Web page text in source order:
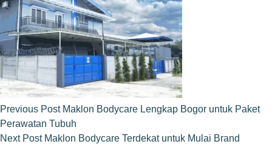
Previous Post Maklon Bodycare Lengkap Bogor untuk Paket
Perawatan Tubuh
Next Post Maklon Bodycare Terdekat untuk Mulai Brand